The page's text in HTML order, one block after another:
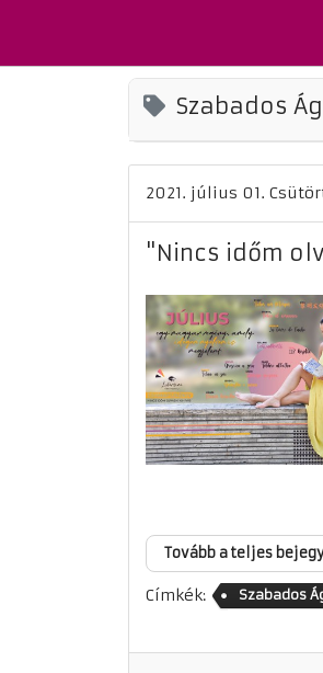
Szabados
2021. július 01.
"Nincs időm
Tovább a teljes
Címkék: Szabados